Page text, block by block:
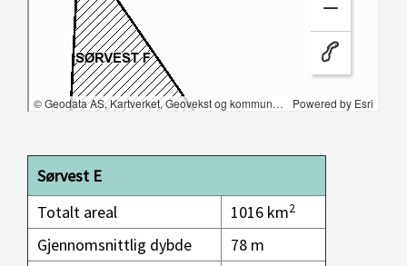
Sørvest E
Totalt areal
1016 km2
Gjennomsnittlig dybde 78 m